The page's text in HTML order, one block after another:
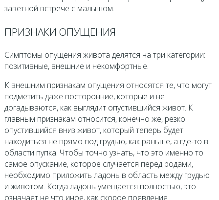
заветной встрече с малышом.
ПРИЗНАКИ ОПУЩЕНИЯ
Симптомы опущения живота делятся на три категории:
позитивные, внешние и некомфортные.
К внешним признакам опущения относятся те, что могут
подметить даже посторонние, которые и не
догадываются, как выглядит опустившийся живот. К
главным признакам относится, конечно же, резко
опустившийся вниз живот, который теперь будет
находиться не прямо под грудью, как раньше, а где-то в
области пупка. Чтобы точно узнать, что это именно то
самое опускание, которое случается перед родами,
необходимо приложить ладонь в область между грудью
и животом. Когда ладонь умещается полностью, это
означает не что иное, как скорое появление